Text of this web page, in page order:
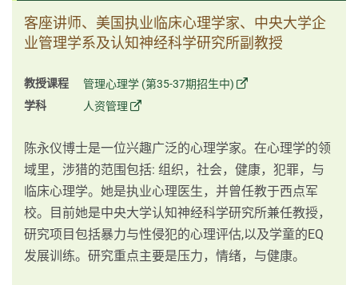
客座讲师、美国执业临床心理学家、中央大学企
业管理学系及认知神经科学研究所副教授
教授课程
管理心理学 (第35-37期招生中)
学科
人资管理
陈永仪博士是一位兴趣广泛的心理学家。在心理学的领
域里，涉猎的范围包括: 组织，社会，健康，犯罪，与
临床心理学。她是执业心理医生，并曾任教于西点军
校。目前她是中央大学认知神经科学研究所兼任教授，
研究项目包括暴力与性侵犯的心理评估,以及学童的EQ
发展训练。研究重点主要是压力，情绪，与健康。